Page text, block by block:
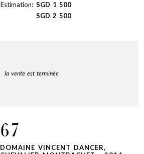
Estimation: SGD 1 500
SGD 2 500
la vente est terminée
67
DOMAINE VINCENT DANCER,